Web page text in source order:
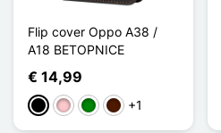
Flip cover Oppo A38 /
A18 BETOPNICE
€ 14,99
ZwartRozeGroenDonkerbruin
+1